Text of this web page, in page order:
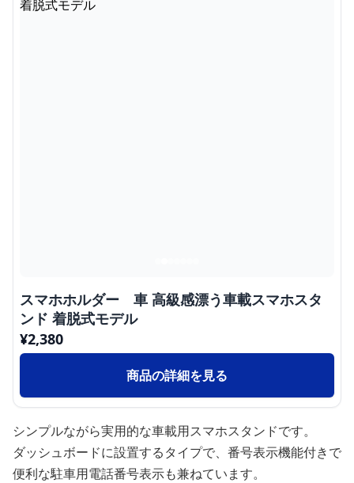
スマホホルダー 車 高級感漂う車載スマホスタ
ンド 着脱式モデル
¥2,380
商品の詳細を見る
シンプルながら実用的な車載用スマホスタンドです。
ダッシュボードに設置するタイプで、番号表示機能付きで
便利な駐車用電話番号表示も兼ねています。